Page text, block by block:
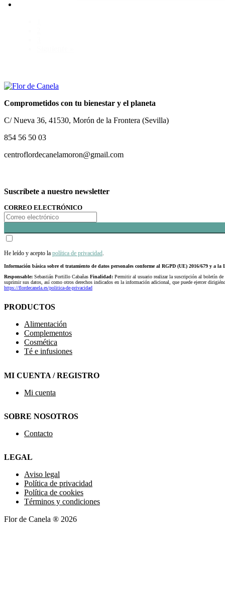
Comprometidos con tu bienestar y el planeta
C/ Nueva 36, 41530, Morón de la Frontera (Sevilla)
854 56 50 03
centroflordecanelamoron@gmail.com
Suscríbete a nuestro newsletter
CORREO ELECTRÓNICO
He leído y acepto la política de privacidad.
Información básica sobre el tratamiento de datos personales conforme al RGPD (UE) 2016/679 y a la
Responsable: Sebastián Portillo Cabañas Finalidad: Permitir al usuario realizar la suscripción al boletín
suprimir sus datos, así como otros derechos indicados en la información adicional, que puede ejercer
https://flordecanela.es/politica-de-privacidad
PRODUCTOS
Alimentación
Complementos
Cosmética
Té e infusiones
MI CUENTA / REGISTRO
Mi cuenta
SOBRE NOSOTROS
Contacto
LEGAL
Aviso legal
Política de privacidad
Política de cookies
Términos y condiciones
Flor de Canela ® 2026